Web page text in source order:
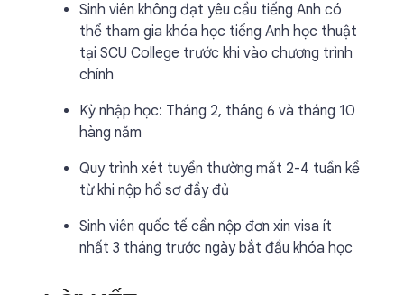
Sinh viên không đạt yêu cầu tiếng Anh có
thể tham gia khóa học tiếng Anh học thuật
tại SCU College trước khi vào chương trình
chính
Kỳ nhập học: Tháng 2, tháng 6 và tháng 10
hàng năm
Quy trình xét tuyển thường mất 2-4 tuần kể
từ khi nộp hồ sơ đầy đủ
Sinh viên quốc tế cần nộp đơn xin visa ít
nhất 3 tháng trước ngày bắt đầu khóa học